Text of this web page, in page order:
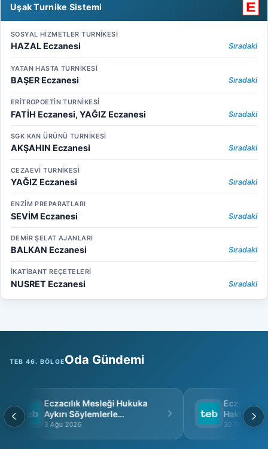
Uşak Turnike Sistemi
SOSYAL HİZMETLER TURNİKESİ
HAZAL Eczanesi Sıradaki
YATAN HASTA TURNİKESİ
BAŞER Eczanesi Sıradaki
ERİTROPOETİN TURNİKESİ
FATİH Eczanesi, YAĞIZ Eczanesi Sıradaki
SGK KAN ÜRÜNÜ TURNİKESİ
AKŞAHIN Eczanesi Sıradaki
CEZAEVİ TURNİKESİ
YAĞIZ Eczanesi Sıradaki
ENZİM PREPARATLARI
SEVİM Eczanesi Sıradaki
DEMİR ŞELAT AJANLARI
BALKAN Eczanesi Sıradaki
İKATİBANT REÇETELERİ
NUSRET Eczanesi Sıradaki
TEB 46. BÖLGEOda Gündemi
Eczacılık Mesleği Hukuka
Aykırı Söylemlerle
İtibarsızlaştırılamaz
3 Ağu 2026
Eczacı
Hakkında
30 Tem 2026